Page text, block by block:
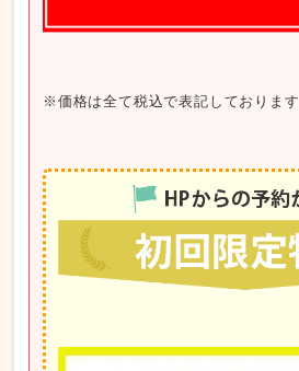
※価格は全て税込で表記しております